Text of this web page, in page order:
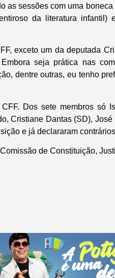
as sessões com uma boneca
da literatura infantil)
exceto um da deputada
seja prática nas
dentre outras, eu tenho
Dos sete membros só
Cristiane Dantas (SD),
e já declararam
de Constituição,